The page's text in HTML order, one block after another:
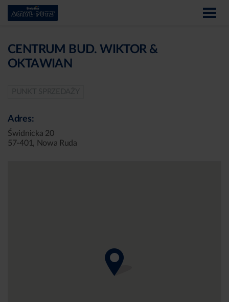
CENTRUM BUD. WIKTOR &
OKTAWIAN
Adres:
Świdnicka 20
57-401, Nowa Ruda